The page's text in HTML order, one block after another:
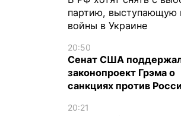
партию, выступающую
войны в Украине
20:50
Сенат США
законопроект Грэма о
санкциях против
20:21